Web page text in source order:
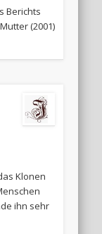
Berichts
(2001)
Klonen
ihn sehr